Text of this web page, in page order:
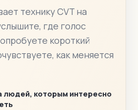
технику CVT на
где голос
короткий
как меняется
людей, которым интересно